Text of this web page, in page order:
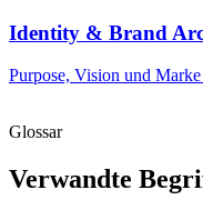
Identity & Brand
Purpose, Vision und
Glossar
Verwandte